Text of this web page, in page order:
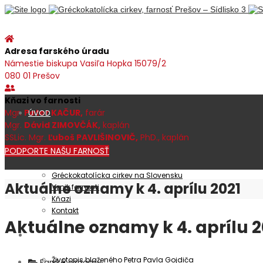
Adresa farského úradu
Námestie biskupa Vasiľa Hopka 15079/2
080 01 Prešov
Kňazi vo farnosti
Mgr. Peter KAČUR, farár
Mgr. Dávid ZIMOVČÁK, kaplán
SSLic. Mgr. Ľuboš PAVLIŠINOVIČ, PhD., kaplán
ÚVOD
Farnosť
Gréckokatolícka cirkev na Slovensku
Vznik farnosti
Kňazi
Kontakt
Patrocínium
Životopis blaženého Petra Pavla Gojdiča
PODPORTE NAŠU FARNOSŤ
Aktuálne oznamy k 4. aprílu 2021
Aktuálne oznamy k 4. aprílu